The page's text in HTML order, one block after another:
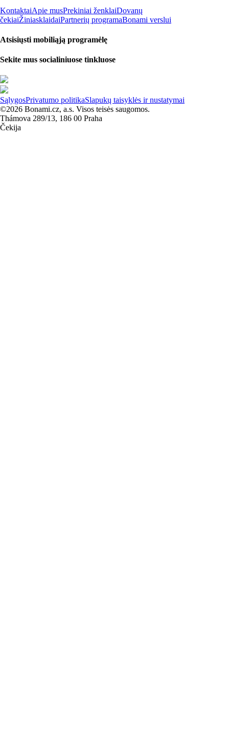
KontaktaiApie musPrekiniai ženklaiDovanų
čekiaiŽiniasklaidaiPartnerių programaBonami verslui
Atsisiųsti mobiliąją programėlę
Sekite mus socialiniuose tinkluose
SąlygosPrivatumo politikaSlapukų taisyklės ir nustatymai
©2026 Bonami.cz, a.s. Visos teisės saugomos.
Thámova 289/13, 186 00 Praha
Čekija